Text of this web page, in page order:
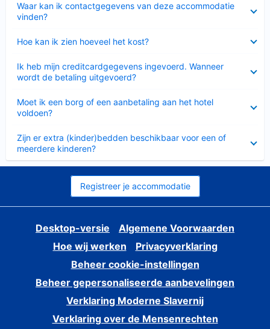
Waar kan ik contactgegevens van deze accommodatie
vinden?
Hoe kan ik zien hoeveel het kost?
Ik heb mijn creditcardgegevens ingevoerd. Wanneer
wordt de betaling uitgevoerd?
Moet ik een borg of een aanbetaling aan het hotel
voldoen?
Zijn er extra (kinder)bedden beschikbaar voor een of
meerdere kinderen?
Registreer je accommodatie
Desktop-versie
Algemene Voorwaarden
Hoe wij werken
Privacyverklaring
Beheer cookie-instellingen
Beheer gepersonaliseerde aanbevelingen
Verklaring Moderne Slavernij
Verklaring over de Mensenrechten